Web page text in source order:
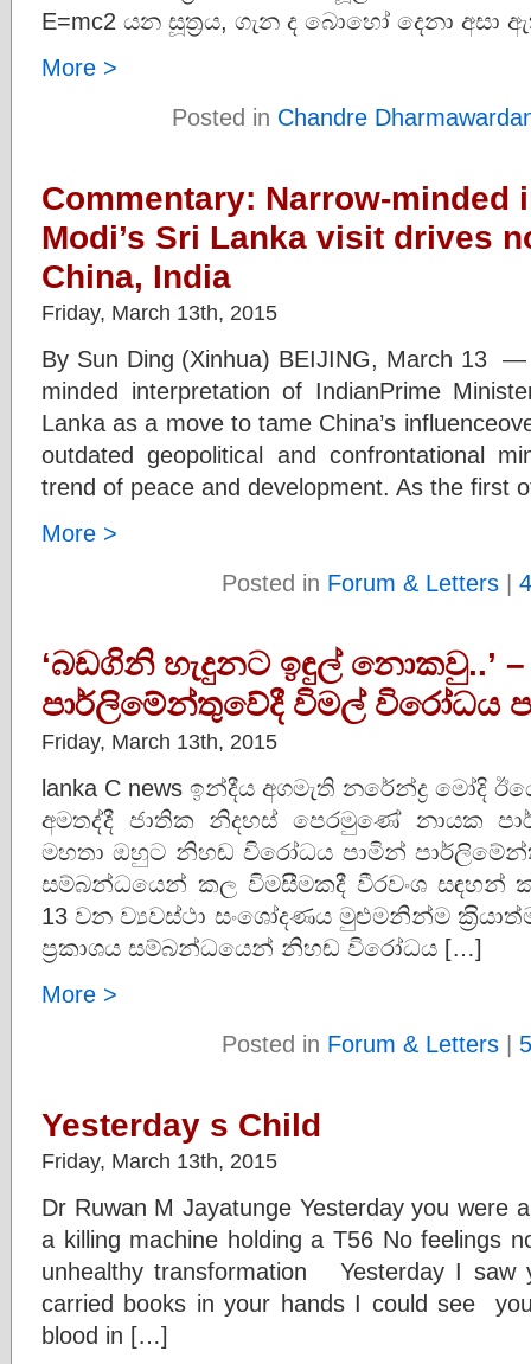
E=mc2 යන සූත්‍රය, ගැන ද බොහෝ දෙනා
More >
Posted in Chandre
Commentary: Narrow-minded
Modi’s Sri Lanka visit drives
China, India
Friday, March 13th, 2015
By Sun Ding (Xinhua) BEIJING, March 13 —
minded interpretation of IndianPrime
Lanka as a move to tame China’s
outdated geopolitical and confrontational
trend of peace and development. As the first
More >
Posted in Forum & Letters|
‘බඩගිනි හැදුනට ඉඳුල් නොකවු..’
පාර්ලිමේන්තුවේදී විමල් විරෝධය
Friday, March 13th, 2015
lanka C news ඉන්දීය අගමැති නරේන්ද්‍ර මෝදි
අමතද්දී ජාතික නිදහස් පෙරමුණේ නායක
මහතා ඔහුට නිහඬ විරෝධය පාමින්
සම්බන්ධයෙන් කල විමසීමකදී වීරවංශ සඳහන්
13 වන ව්‍යවස්ථා සංශෝදණය මුළුමනින්ම
ප‍්‍රකාශය සම්බන්ධයෙන් නිහඬ විරෝධය […]
More >
Posted in Forum & Letters|
Yesterday s Child
Friday, March 13th, 2015
Dr Ruwan M Jayatunge Yesterday you were
a killing machine holding a T56 No feelings
unhealthy transformation Yesterday I saw
carried books in your hands I could see
blood in […]